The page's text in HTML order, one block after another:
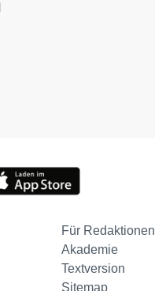
Für Redaktionen
Akademie
Textversion
Sitemap